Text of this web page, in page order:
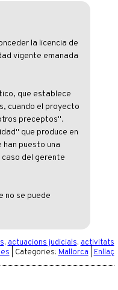
la licencia de
vigente emanada
que establece
cuando el proyecto
preceptos".
que produce en
puesto una
del gerente
no se puede
, actuacions judicials, activitats
| Categories: Mallorca Enllaç